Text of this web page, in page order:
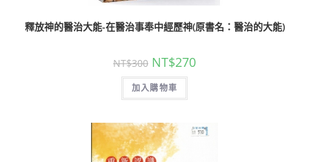
釋放神的醫治大能-在醫治事奉中經歷神(原書名：醫治的大能)
NT$300 NT$270
加入購物車